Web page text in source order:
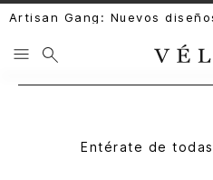
Artisan Gang: Nuevos
Entérate de